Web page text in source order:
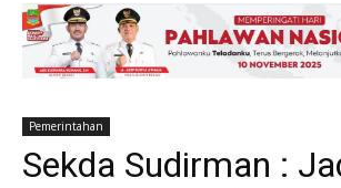
Pemerintahan
Sekda Sudirman :